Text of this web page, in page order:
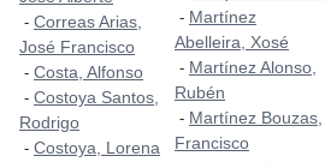
- Correas Arias,
José Francisco
- Costa, Alfonso
- Costoya Santos,
Rodrigo
- Costoya, Lorena
- Martínez
Abelleira, Xosé
- Martínez Alonso,
Rubén
- Martínez Bouzas,
Francisco